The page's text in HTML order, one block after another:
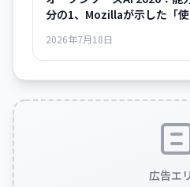
分の1、Mozillaが示した「
2026年7月18日
広告エ